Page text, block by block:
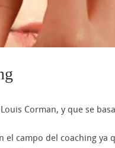
Corman, y que se
campo del coaching